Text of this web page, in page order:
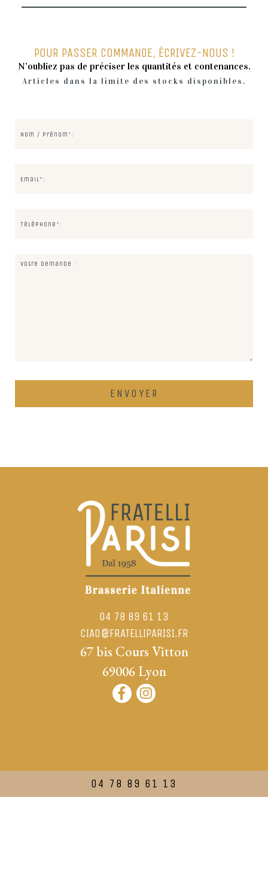
04 78 89 61 13
POUR PASSER COMMANDE, ÉCRIVEZ-NOUS !
N’oubliez pas de préciser les quantités et contenances.
Articles dans la limite des stocks disponibles.
04 78 89 61 13
CIAO@FRATELLIPARISI.FR
67 bis Cours Vitton
69006 Lyon
Mentions légales | Confidentialité